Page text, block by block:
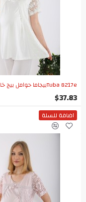
Tuba 8217eبيجاما حوامل بيج خافت جوبير
$37.83
اضافة للسلة